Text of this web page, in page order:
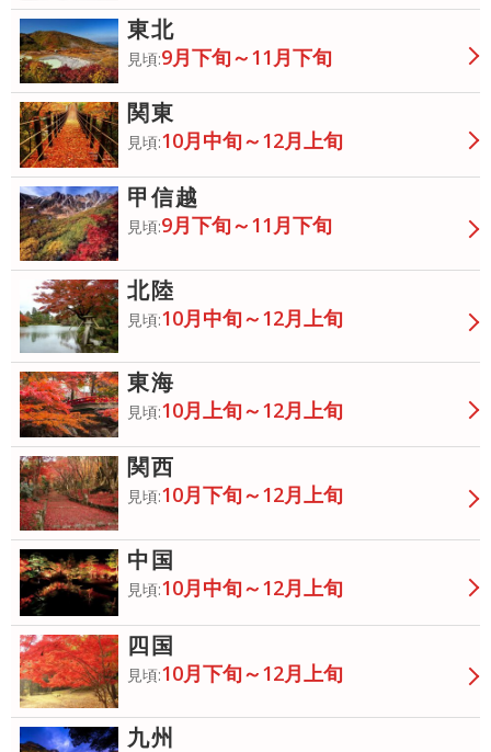
東北
見頃:9月下旬～11月下旬
関東
見頃:10月中旬～12月上旬
甲信越
見頃:9月下旬～11月下旬
北陸
見頃:10月中旬～12月上旬
東海
見頃:10月上旬～12月上旬
関西
見頃:10月下旬～12月上旬
中国
見頃:10月中旬～12月上旬
四国
見頃:10月下旬～12月上旬
九州